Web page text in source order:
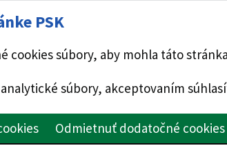
PSK
cookies súbory, aby mohla táto
súbory, akceptovaním
Odmietnuť dodatočné cookies